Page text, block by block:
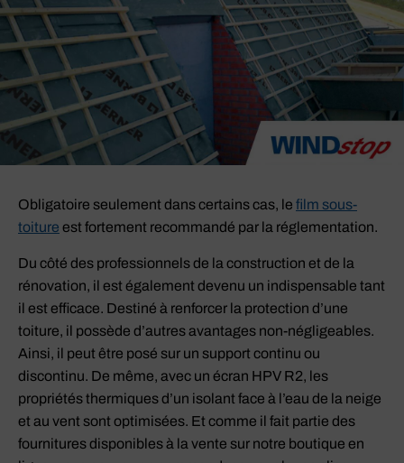
Obligatoire seulement dans certains cas, le film sous-
toiture est fortement recommandé par la réglementation.
Du côté des professionnels de la construction et de la
rénovation, il est également devenu un indispensable tant
il est efficace. Destiné à renforcer la protection d’une
toiture, il possède d’autres avantages non-négligeables.
Ainsi, il peut être posé sur un support continu ou
discontinu. De même, avec un écran HPV R2, les
propriétés thermiques d’un isolant face à l’eau de la neige
et au vent sont optimisées. Et comme il fait partie des
fournitures disponibles à la vente sur notre boutique en